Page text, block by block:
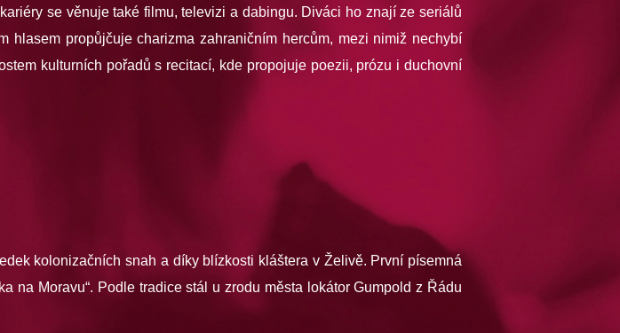
se věnuje také filmu, televizi a dabingu. Diváci ho znají ze seriálů
hlasem propůjčuje charizma zahraničním hercům, mezi nimiž nechybí
kulturních pořadů s recitací, kde propojuje poezii, prózu i duchovní
kolonizačních snah a díky blízkosti kláštera v Želivě. První písemná
na Moravu“. Podle tradice stál u zrodu města lokátor Gumpold z Řádu